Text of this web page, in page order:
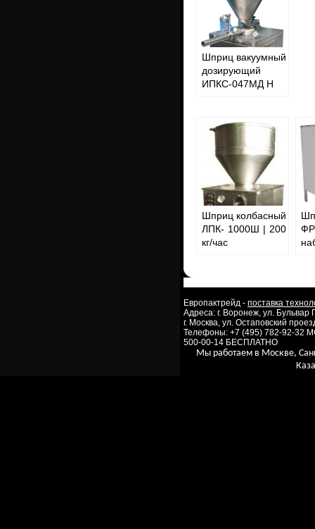
Шприц вакуумный
дозирующий
ИПКС-047МД Н
Шприц колбасный
ЛПК- 1000Ш | 200
кг/час
Европактрейд - поставка
Адреса: г. Воронеж, ул.
г. Москва, ул. Остаповский
Телефоны: +7 (495) 782-92-32
500-00-14 БЕСПЛАТНО
Мы работаем в Москве,